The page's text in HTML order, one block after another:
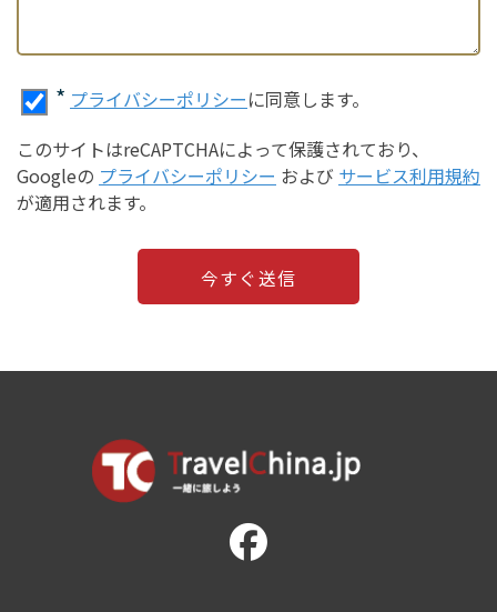
* プライバシーポリシーに同意します。
このサイトはreCAPTCHAによって保護されており、
Googleの プライバシーポリシー および サービス利用規約
が適用されます。